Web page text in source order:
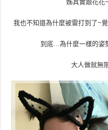
姊其實跟花花
我也不知道為什麼被雷打到了~
到底…為什麼一樣的姿
大人做就無